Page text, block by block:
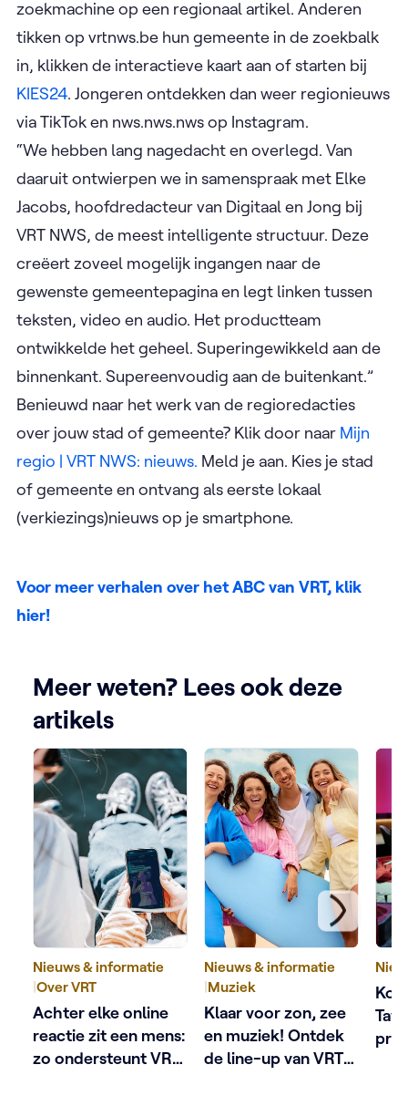
zoekmachine op een regionaal artikel. Anderen
tikken op vrtnws.be hun gemeente in de zoekbalk
in, klikken de interactieve kaart aan of starten bij
KIES24. Jongeren ontdekken dan weer regionieuws
via TikTok en nws.nws.nws op Instagram.
“We hebben lang nagedacht en overlegd. Van
daaruit ontwierpen we in samenspraak met Elke
Jacobs, hoofdredacteur van Digitaal en Jong bij
VRT NWS, de meest intelligente structuur. Deze
creëert zoveel mogelijk ingangen naar de
gewenste gemeentepagina en legt linken tussen
teksten, video en audio. Het productteam
ontwikkelde het geheel. Superingewikkeld aan de
binnenkant. Supereenvoudig aan de buitenkant.”
Benieuwd naar het werk van de regioredacties
over jouw stad of gemeente? Klik door naar Mijn
regio | VRT NWS: nieuws. Meld je aan. Kies je stad
of gemeente en ontvang als eerste lokaal
(verkiezings)nieuws op je smartphone.
Voor meer verhalen over het ABC van VRT, klik
hier!
Meer weten? Lees ook deze
artikels
Nieuws & informatie
|Over VRT
Achter elke online
reactie zit een mens:
zo ondersteunt VRT
Nieuws & informatie
|Muziek
Klaar voor zon, zee
en muziek! Ontdek
de line-up van VRT